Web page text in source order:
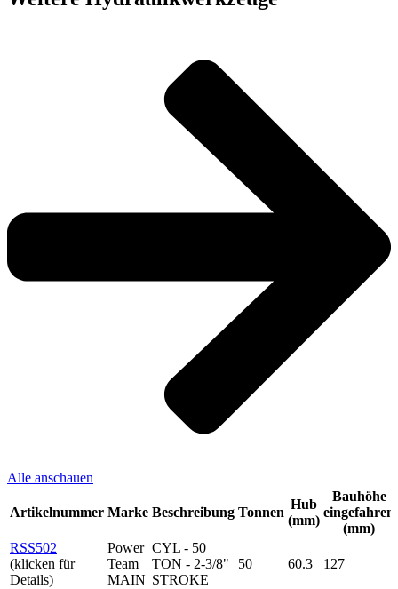
Alle anschauen
Artikelnummer Marke Beschreibung Tonnen
Hub
(mm)
Bauhöhe
eingefahren
(mm)
RSS502
(klicken für
Details)
Power
Team
MAIN
CYL - 50
TON - 2-3/8"
STROKE
50 60.3 127